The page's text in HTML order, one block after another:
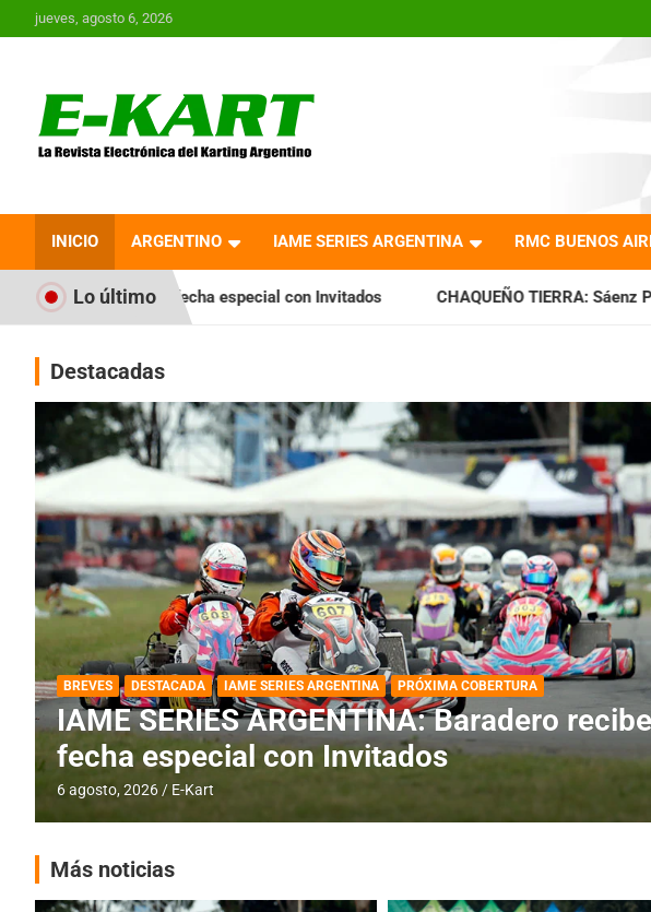
Saltar
al
jueves, agosto 6, 2026
Revista Electrónica del
Karting en Argentina
INICIO ARGENTINO IAME SERIES ARGENTINA RMC BUENOS
Lo último
especial con Invitados CHAQUEÑO TIERRA: Sáenz Peña fue sede de la
Destacadas
DESTACADA IAME SERIES ARGENTINA
IAME SERIES ARGENTINA: Horarios para la
fecha con Invitados
4 agosto, 2026 E-Kart
Más noticias